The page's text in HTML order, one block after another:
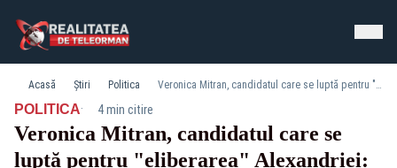
Acasă Știri Politica Veronica Mitran, candidatul care se luptă pentru "eliberarea" Alexandriei: "Destul, domnilor! Ați furat suficient!"
POLITICA· 4 min citire
Veronica Mitran, candidatul care se
luptă pentru "eliberarea" Alexandriei: